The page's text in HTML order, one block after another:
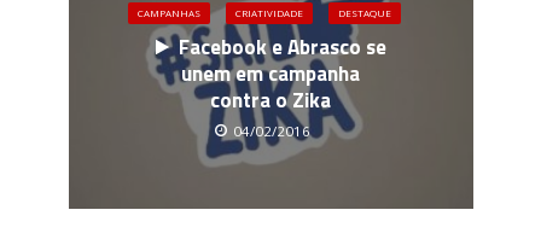
CAMPANHAS CRIATIVIDADE DESTAQUE
Facebook e Abrasco se
unem em campanha
contra o Zika
04/02/2016